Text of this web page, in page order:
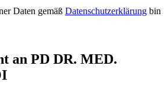
Daten gemäß Datenschutzerklärung bin
an PD DR. MED.